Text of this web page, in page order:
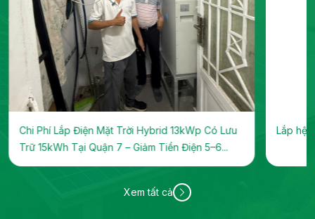
Chi Phí Lắp Điện Mặt Trời Hybrid 13kWp Có Lưu
Trữ 15kWh Tại Quận 7 – Giảm Tiền Điện 5–6...
Lắp hệ
Xem tất cả